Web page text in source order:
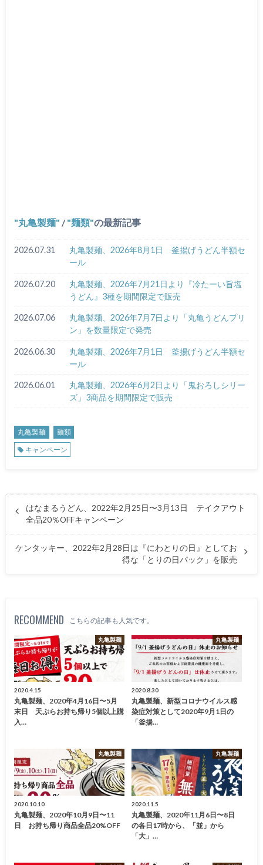
丸亀製麺 / 麺類 の最新記事
2026.07.31
丸亀製麺、2026年8月1日 釜揚げうどん半額セ
ール
2026.07.20
丸亀製麺、2026年7月21日より『冷たーい旨塩
うどん』3種を期間限定で販売
2026.07.06
丸亀製麺、2026年7月7日より「丸亀うどんプリ
ン」を数量限定で発売
2026.06.30
丸亀製麺、2026年7月1日 釜揚げうどん半額セ
ール
2026.06.01
丸亀製麺、2026年6月2日より「鬼おろしシリー
ズ」3商品を期間限定で販売
丸亀製麺
麺類
キャンペーン
はなまるうどん、2022年2月25日〜3月13日 テイクアウト
全品20％OFFキャンペーン
ケンタッキー、2022年2月28日は『にわとりの日』としてお
得な「とりの日パック」を販売
RECOMMEND こちらの記事も人気です。
丸亀製麺
2020.4.15
丸亀製麺、2020年4月16日〜5月
末日 天ぷらお持ち帰り5個以上購
入…
丸亀製麺
2020.8.30
丸亀製麺、新型コロナウイルス感
染症対策として2020年9月1日の
「釜揚…
丸亀製麺
2020.10.10
丸亀製麺、2020年10月9日〜11
日 お持ち帰り商品全品20%OFF
丸亀製麺
2020.11.5
丸亀製麺、2020年11月6日〜8日
の各日17時から、「並」から
「大」…